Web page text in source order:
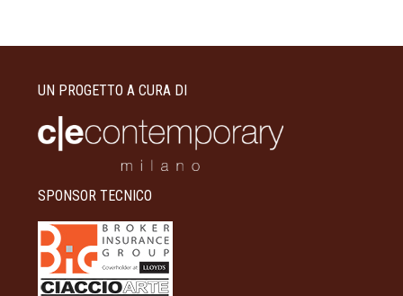
UN PROGETTO A CURA DI
SPONSOR TECNICO